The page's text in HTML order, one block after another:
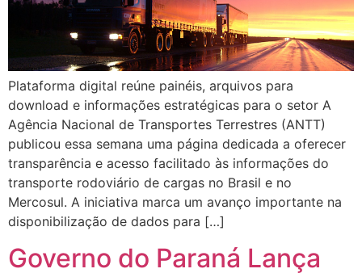
Plataforma digital reúne painéis, arquivos para
download e informações estratégicas para o setor A
Agência Nacional de Transportes Terrestres (ANTT)
publicou essa semana uma página dedicada a oferecer
transparência e acesso facilitado às informações do
transporte rodoviário de cargas no Brasil e no
Mercosul. A iniciativa marca um avanço importante na
disponibilização de dados para […]
Governo do Paraná Lança